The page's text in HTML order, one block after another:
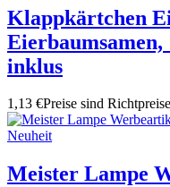
Klappkärtchen
inklus
1,13 €Preise sind
Neuheit
Meister Lampe